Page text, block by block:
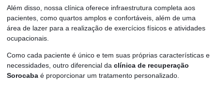
Além disso, nossa clínica oferece infraestrutura completa aos
pacientes, como quartos amplos e confortáveis, além de uma
área de lazer para a realização de exercícios físicos e atividades
ocupacionais.
Como cada paciente é único e tem suas próprias características e
necessidades, outro diferencial da clínica de recuperação
Sorocaba é proporcionar um tratamento personalizado.